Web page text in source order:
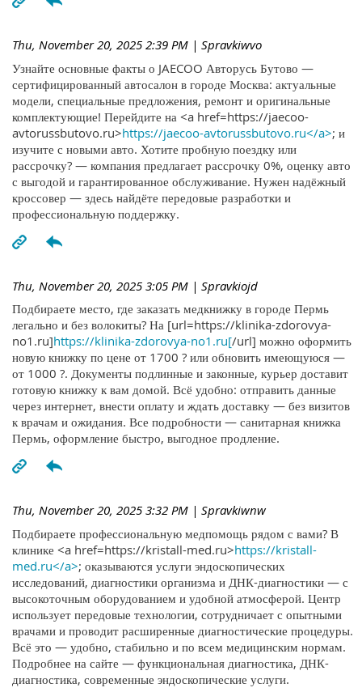
Thu, November 20, 2025 2:39 PM | Spravkiwvo
Узнайте основные факты о JAECOO Авторусь Бутово —
сертифицированный автосалон в городе Москва: актуальные
модели, специальные предложения, ремонт и оригинальные
комплектующие! Перейдите на <a href=https://jaecoo-
avtorussbutovo.ru>https://jaecoo-avtorussbutovo.ru</a>; и
изучите с новыми авто. Хотите пробную поездку или
рассрочку? — компания предлагает рассрочку 0%, оценку авто
с выгодой и гарантированное обслуживание. Нужен надёжный
кроссовер — здесь найдёте передовые разработки и
профессиональную поддержку.
Thu, November 20, 2025 3:05 PM | Spravkiojd
Подбираете место, где заказать медкнижку в городе Пермь
легально и без волокиты? На [url=https://klinika-zdorovya-
no1.ru]https://klinika-zdorovya-no1.ru[/url] можно оформить
новую книжку по цене от 1700 ? или обновить имеющуюся —
от 1000 ?. Документы подлинные и законные, курьер доставит
готовую книжку к вам домой. Всё удобно: отправить данные
через интернет, внести оплату и ждать доставку — без визитов
к врачам и ожидания. Все подробности — санитарная книжка
Пермь, оформление быстро, выгодное продление.
Thu, November 20, 2025 3:32 PM | Spravkiwnw
Подбираете профессиональную медпомощь рядом с вами? В
клинике <a href=https://kristall-med.ru>https://kristall-
med.ru</a>; оказываются услуги эндоскопических
исследований, диагностики организма и ДНК-диагностики — с
высокоточным оборудованием и удобной атмосферой. Центр
использует передовые технологии, сотрудничает с опытными
врачами и проводит расширенные диагностические процедуры.
Всё это — удобно, стабильно и по всем медицинским нормам.
Подробнее на сайте — функциональная диагностика, ДНК-
диагностика, современные эндоскопические услуги.